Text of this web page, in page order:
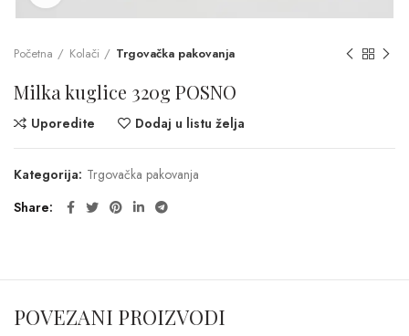
Početna Kolači Trgovačka pakovanja
Milka kuglice 320g POSNO
Uporedite Dodaj u listu želja
Kategorija: Trgovačka pakovanja
Share
POVEZANI PROIZVODI